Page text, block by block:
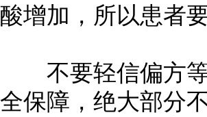
酸增加，所以患者
不要轻信偏方等
全保障，绝大部分